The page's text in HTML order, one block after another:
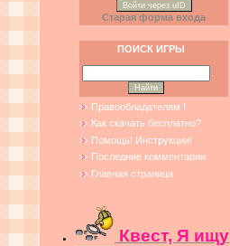
Войти через uID
Старая форма входа
ПОИСК ИГРЫ
Правообладателям !
Как скачать бесплатно?
Помощь! Инструкции!
Последние комментарии
Главная страница
Квест, Я ищу